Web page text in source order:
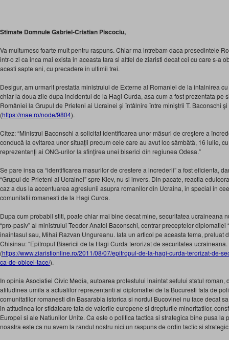
Stimate Domnule Gabriel-Cristian Piscociu,
Va multumesc foarte mult pentru raspuns. Chiar ma intrebam daca presedintele
intr-o zi ca inca mai exista in aceasta tara si altfel de ziaristi decat cei cu care s-a
acesti sapte ani, cu precadere in ultimii trei.
Desigur, am urmarit prestatia ministrului de Externe al Romaniei de la intalnirea
chiar la doua zile dupa incidentul de la Hagi Curda, asa cum a fost prezentata pe
României la Grupul de Prieteni ai Ucrainei şi întâlnire între miniştrii T. Baconschi şi
(https://mae.ro/node/9804).
Citez: “Ministrul Baconschi a solicitat identificarea unor măsuri de creştere a
conducă la evitarea unor situaţii precum cele care au avut loc sâmbătă, 16 iulie,
reprezentanţi ai ONG-urilor la sfinţirea unei biserici din regiunea Odesa.”
Se pare insa ca “identificarea masurilor de crestere a increderii” a fost eficienta,
“Grupul de Prieteni ai Ucrainei” spre Kiev, nu si invers. Din pacate, reactia
caz a dus la accentuarea agresiunii asupra romanilor din Ucraina, in special in
comunitatii romanesti de la Hagi Curda.
Dupa cum probabil stiti, poate chiar mai bine decat mine, securitatea ucraineana
“pro-pasiv” al ministrului Teodor Anatol Baconschi, contrar preceptelor diplomatiei
inaintasul sau, Mihai Razvan Ungureanu. Iata un articol pe aceasta tema, preluat
Chisinau: “Epitropul Bisericii de la Hagi Curda terorizat de securitatea
(https://www.ziaristionline.ro/2011/08/07/epitropul-de-la-hagi-curda-terorizat-de-
ca-de-obicei-tace/).
In opinia Asociatiei Civic Media, autoarea protestului inaintat sefului statul roman,
atitudinea umila a actualilor reprezentanti ai diplomatiei de la Bucuresti fata de
comunitatilor romanesti din Basarabia istorica si nordul Bucovinei nu face decat
in atitudinea lor sfidatoare fata de valorile europene si drepturile minoritatilor,
Europei si ale Natiunilor Unite. Ca este o politica tactica si strategica bine pusa la
noastra este ca nu avem la randul nostru nici un raspuns de ordin tactic si